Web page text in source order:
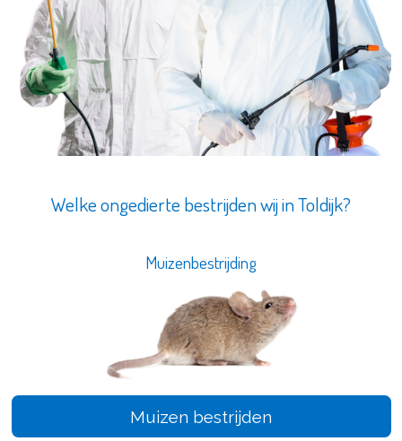
Welke ongedierte bestrijden wij in Toldijk?
Muizenbestrijding
Muizen bestrijden